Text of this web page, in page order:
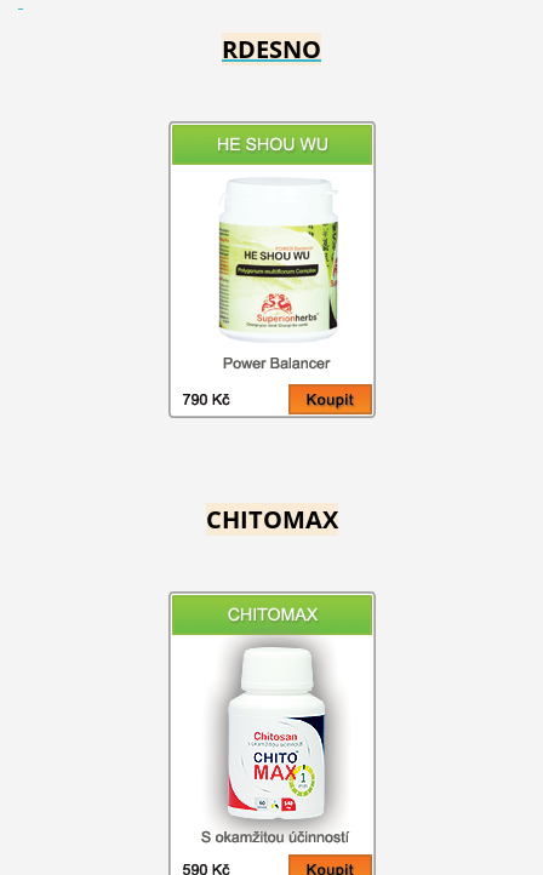
RDESNO
CHITOMAX